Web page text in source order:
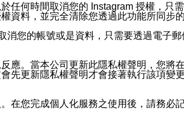
任何時間取消您的 Instagram 授權，
資料，並完全清除您透過此功能所同步的
您的帳號或是資料，只需要透過電子郵
應。當本公司更新此隱私權聲明，您
先更新隱私權聲明才會接著執行該項
在您完成個人化服務之使用後，請務